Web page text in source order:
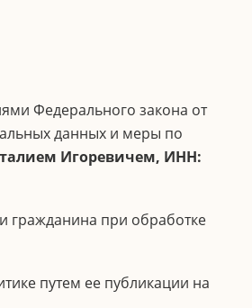
Федерального закона от
данных и меры по
Игоревичем, ИНН:
гражданина при обработке
путем ее публикации на